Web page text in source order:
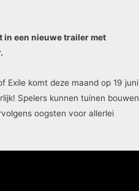
in een nieuwe trailer met
Exile komt deze maand op 19 juni
Spelers kunnen tuinen bouwen
oogsten voor allerlei